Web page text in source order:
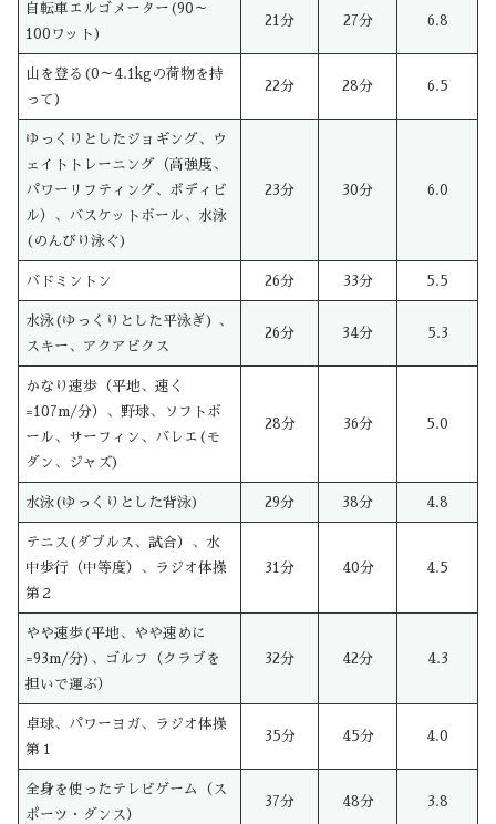
自転車エルゴメーター(90～
100ワット)
21分 27分 6.8
山を登る(0～4.1kgの荷物を持
って)
22分 28分 6.5
ゆっくりとしたジョギング、ウ
ェイトトレーニング（高強度、
パワーリフティング、ボディビ
ル）、バスケットボール、水泳
(のんびり泳ぐ)
23分 30分 6.0
バドミントン 26分 33分 5.5
水泳(ゆっくりとした平泳ぎ) 、
スキー、アクアビクス
26分 34分 5.3
かなり速歩（平地、速く
=107m/分）、野球、ソフトボ
ール、サーフィン、バレエ(モ
ダン、ジャズ)
28分 36分 5.0
水泳(ゆっくりとした背泳) 29分 38分 4.8
テニス(ダブルス、試合）、水
中歩行（中等度）、ラジオ体操
第２
31分 40分 4.5
やや速歩(平地、やや速めに
=93m/分)、ゴルフ（クラブを
担いで運ぶ）
32分 42分 4.3
卓球、パワーヨガ、ラジオ体操
第１
35分 45分 4.0
全身を使ったテレビゲーム（ス
ポーツ・ダンス）
37分 48分 3.8